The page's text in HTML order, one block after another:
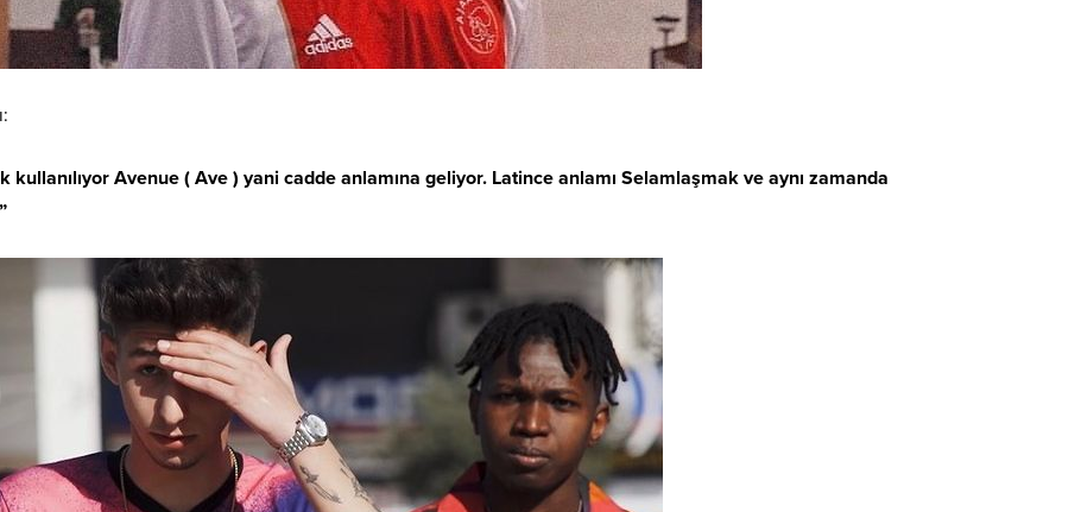
kullanılıyor Avenue ( Ave ) yani cadde anlamına geliyor. Latince anlamı Selamlaşmak ve aynı zamanda